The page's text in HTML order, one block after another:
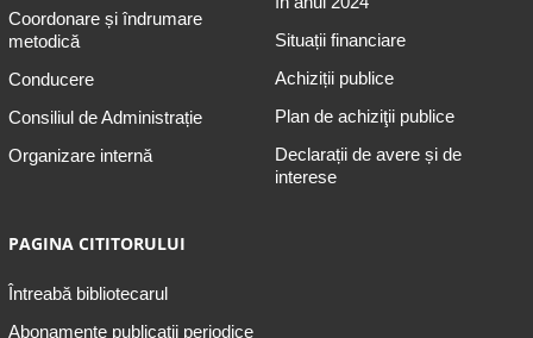
Coordonare și îndrumare
metodică
Conducere
Consiliul de Administrație
Organizare internă
Situații financiare
Achiziții publice
Plan de achiziţii publice
Declarații de avere și de
interese
PAGINA CITITORULUI
Întreabă bibliotecarul
Abonamente publicaţii periodice